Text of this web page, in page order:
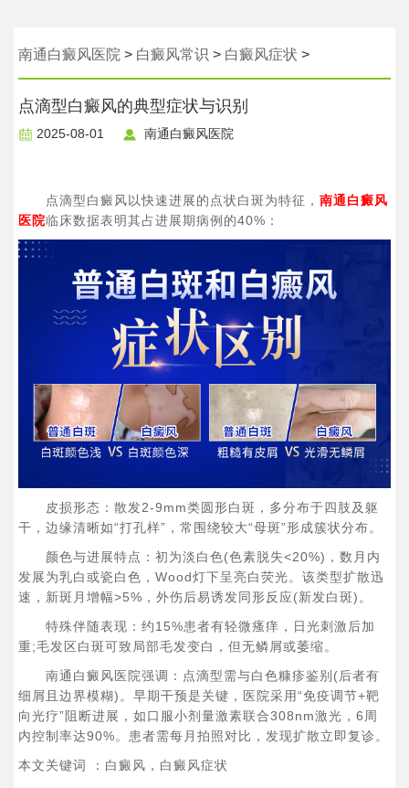
南通白癜风医院 > 白癜风常识 > 白癜风症状 >
​点滴型白癜风的典型症状与识别​
2025-08-01 南通白癜风医院
点滴型白癜风以快速进展的点状白斑为特征， 南通白癜风
医院临床数据表明其占进展期病例的40%：
​皮损形态​：散发2-9mm类圆形白斑，多分布于四肢及躯
干，边缘清晰如“打孔样”，常围绕较大“母斑”形成簇状分布。
​颜色与进展特点​：初为淡白色(色素脱失<20%)，数月内
发展为乳白或瓷白色，Wood灯下呈亮白荧光。该类型扩散迅
速，新斑月增幅>5%，外伤后易诱发同形反应(新发白斑)。
​特殊伴随表现​：约15%患者有轻微瘙痒，日光刺激后加
重;毛发区白斑可致局部毛发变白，但无鳞屑或萎缩。
​南通白癜风医院强调​：点滴型需与白色糠疹鉴别(后者有
细屑且边界模糊)。早期干预是关键，医院采用“免疫调节+靶
向光疗”阻断进展，如口服小剂量激素联合308nm激光，6周
内控制率达90%。患者需每月拍照对比，发现扩散立即复诊。
本文关键词 ：白癜风，白癜风症状